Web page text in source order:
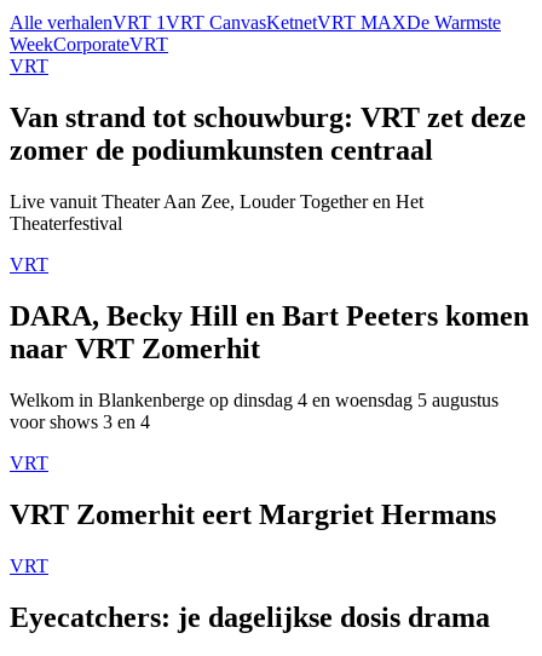
Alle verhalenVRT 1VRT CanvasKetnetVRT MAXDe Warmste
WeekCorporateVRT
VRT
Van strand tot schouwburg: VRT zet deze
zomer de podiumkunsten centraal
Live vanuit Theater Aan Zee, Louder Together en Het
Theaterfestival
VRT
DARA, Becky Hill en Bart Peeters komen
naar VRT Zomerhit
Welkom in Blankenberge op dinsdag 4 en woensdag 5 augustus
voor shows 3 en 4
VRT
VRT Zomerhit eert Margriet Hermans
VRT
Eyecatchers: je dagelijkse dosis drama